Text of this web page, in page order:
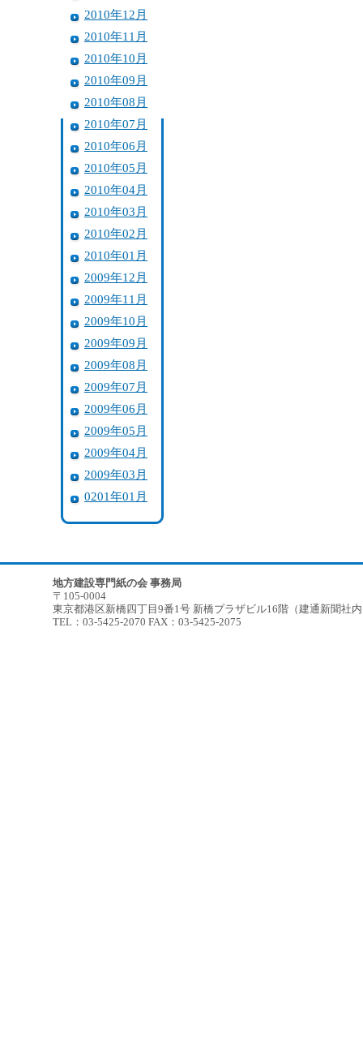
2010年12月
2010年11月
2010年10月
2010年09月
2010年08月
2010年07月
2010年06月
2010年05月
2010年04月
2010年03月
2010年02月
2010年01月
2009年12月
2009年11月
2009年10月
2009年09月
2009年08月
2009年07月
2009年06月
2009年05月
2009年04月
2009年03月
0201年01月
地方建設専門紙の会 事務局
〒105-0004
東京都港区新橋四丁目9番1号 新橋プラザビル16階（建通新聞社
TEL：03-5425-2070 FAX：03-5425-2075